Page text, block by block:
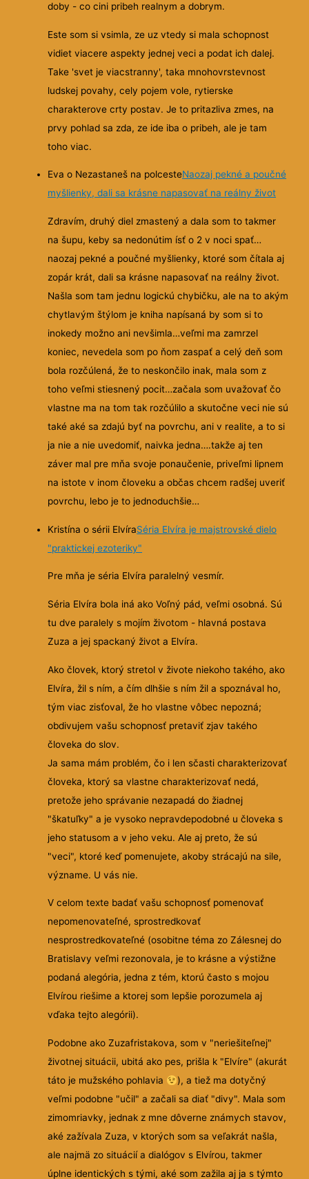
doby - co cini pribeh realnym a dobrym.
Este som si vsimla, ze uz vtedy si mala schopnost
vidiet viacere aspekty jednej veci a podat ich dalej.
Take 'svet je viacstranny', taka mnohovrstevnost
ludskej povahy, cely pojem vole, rytierske
charakterove crty postav. Je to pritazliva zmes, na
prvy pohlad sa zda, ze ide iba o pribeh, ale je tam
toho viac.
Eva o Nezastaneš na polcesteNaozaj pekné a poučné
myšlienky, dali sa krásne napasovať na reálny život
Zdravím, druhý diel zmastený a dala som to takmer
na šupu, keby sa nedonútim ísť o 2 v noci spať…
naozaj pekné a poučné myšlienky, ktoré som čítala aj
zopár krát, dali sa krásne napasovať na reálny život.
Našla som tam jednu logickú chybičku, ale na to akým
chytlavým štýlom je kniha napísaná by som si to
inokedy možno ani nevšimla…veľmi ma zamrzel
koniec, nevedela som po ňom zaspať a celý deň som
bola rozčúlená, že to neskončilo inak, mala som z
toho veľmi stiesnený pocit…začala som uvažovať čo
vlastne ma na tom tak rozčúlilo a skutočne veci nie sú
také aké sa zdajú byť na povrchu, ani v realite, a to si
ja nie a nie uvedomiť, naivka jedna….takže aj ten
záver mal pre mňa svoje ponaučenie, priveľmi lipnem
na istote v inom človeku a občas chcem radšej uveriť
povrchu, lebo je to jednoduchšie…
Kristína o sérii ElvíraSéria Elvíra je majstrovské dielo
"praktickej ezoteriky"
Pre mňa je séria Elvíra paralelný vesmír.
Séria Elvíra bola iná ako Voľný pád, veľmi osobná. Sú
tu dve paralely s mojím životom - hlavná postava
Zuza a jej spackaný život a Elvíra.
Ako človek, ktorý stretol v živote niekoho takého, ako
Elvíra, žil s ním, a čím dlhšie s ním žil a spoznával ho,
tým viac zisťoval, že ho vlastne vôbec nepozná;
obdivujem vašu schopnosť pretaviť zjav takého
človeka do slov.
Ja sama mám problém, čo i len sčasti charakterizovať
človeka, ktorý sa vlastne charakterizovať nedá,
pretože jeho správanie nezapadá do žiadnej
"škatuľky" a je vysoko nepravdepodobné u človeka s
jeho statusom a v jeho veku. Ale aj preto, že sú
"veci", ktoré keď pomenujete, akoby strácajú na sile,
význame. U vás nie.
V celom texte badať vašu schopnosť pomenovať
nepomenovateľné, sprostredkovať
nesprostredkovateľné (osobitne téma zo Zálesnej do
Bratislavy veľmi rezonovala, je to krásne a výstižne
podaná alegória, jedna z tém, ktorú často s mojou
Elvírou riešime a ktorej som lepšie porozumela aj
vďaka tejto alegórii).
Podobne ako Zuzafristakova, som v "neriešiteľnej"
životnej situácii, ubitá ako pes, prišla k "Elvíre" (akurát
táto je mužského pohlavia
), a tiež ma dotyčný
veľmi podobne "učil" a začali sa diať "divy". Mala som
zimomriavky, jednak z mne dôverne známych stavov,
aké zažívala Zuza, v ktorých som sa veľakrát našla,
ale najmä zo situácií a dialógov s Elvírou, takmer
úplne identických s tými, aké som zažila aj ja s týmto